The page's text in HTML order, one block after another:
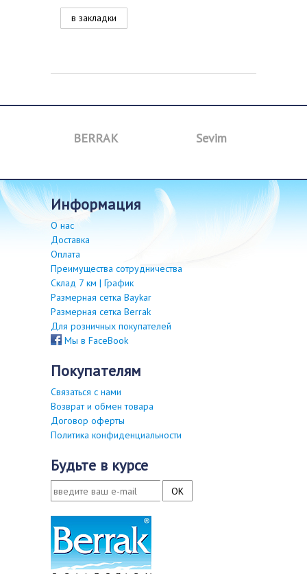
в закладки
BERRAK Sevim
информация
О нас
Доставка
Оплата
Преимущества сотрудничества
Склад 7 км | График
Размерная сетка Baykar
Размерная сетка Berrak
Для розничных покупателей
Мы в FaceBook
покупателям
Связаться с нами
Возврат и обмен товара
Договор оферты
Политика конфиденциальности
будьте в курсе